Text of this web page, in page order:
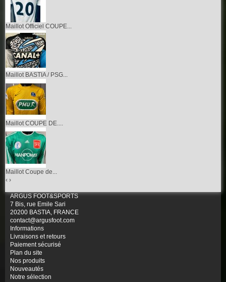
Maillot Officiel COUPE...
Maillot BASTIA / PSG...
Maillot COUPE DE....
Maillot Coupe de...
‹ ›
ARGUS FOOT&SPORTS
7 Bis, rue Emile Sari
20200 BASTIA, FRANCE
contact@argusfoot.com
Informations
Livraisons et retours
Paiement sécurisé
Plan du site
Nos produits
Nouveautés
Notre sélection